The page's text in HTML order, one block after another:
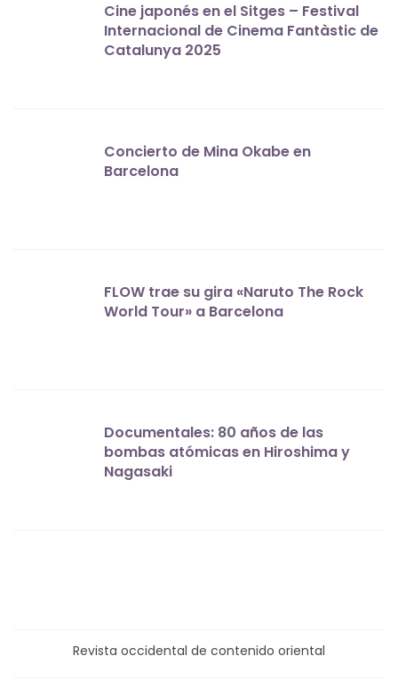
Cine japonés en el Sitges – Festival
Internacional de Cinema Fantàstic de
Catalunya 2025
Concierto de Mina Okabe en
Barcelona
FLOW trae su gira «Naruto The Rock
World Tour» a Barcelona
Documentales: 80 años de las
bombas atómicas en Hiroshima y
Nagasaki
Revista occidental de contenido oriental